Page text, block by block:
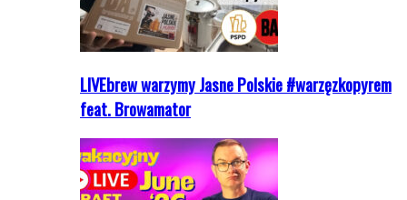
LIVEbrew warzymy Jasne Polskie #warzęzkopyrem
feat. Browamator